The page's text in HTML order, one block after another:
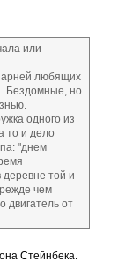
или
любящих
Бездомные, но
одного из
то и дело
"днем
деревне той и
чем
двигатель от
Стейнбека.